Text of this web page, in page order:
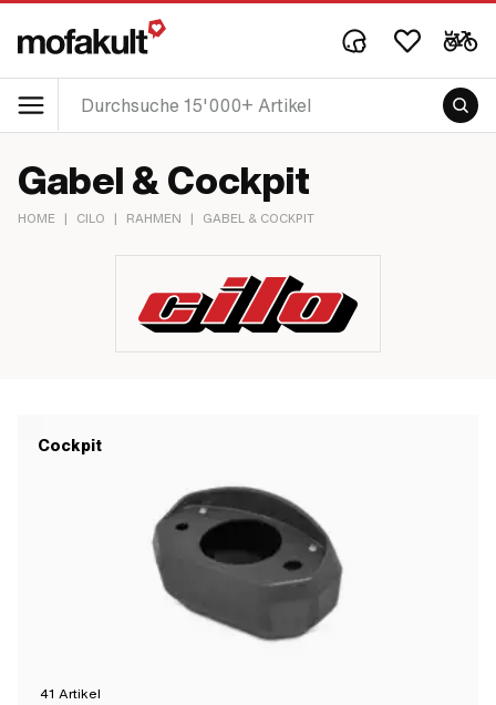
Gabel & Cockpit
HOME | CILO | RAHMEN | GABEL & COCKPIT
Cockpit
41 Artikel